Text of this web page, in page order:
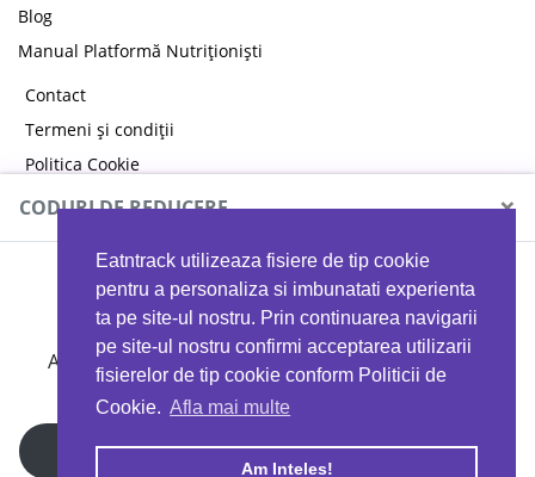
Eatntrack utilizeaza fisiere de tip cookie
pentru a personaliza si imbunatati experienta
ta pe site-ul nostru. Prin continuarea navigarii
pe site-ul nostru confirmi acceptarea utilizarii
fisierelor de tip cookie conform Politicii de
Cookie. Afla mai multe
Am Inteles!
Blog
Manual Platformă Nutriționiști
Contact
Termeni și condiții
Politica Cookie
Politica de confidențialitate
CODURI DE REDUCERE ×
MYPROTEIN
Ai 40%reducere la orice comandă folosind codul
EATTRACK
Profită acum